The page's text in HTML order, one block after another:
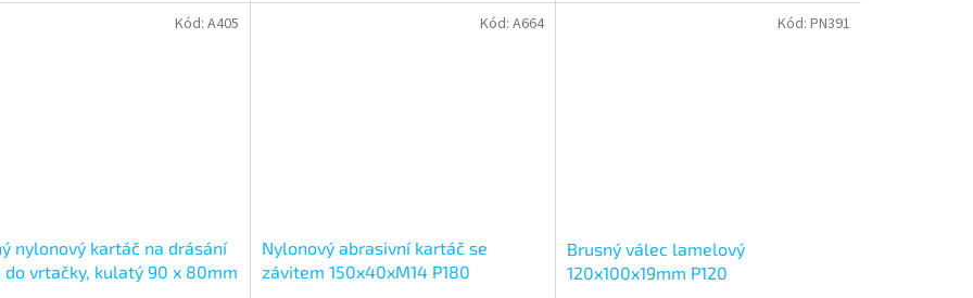
nylonový kartáč na drásání
do vrtačky, kulatý 90 x 80mm
Kód: A405
Nylonový abrasivní kartáč se
závitem 150x40xM14 P180
Kód: A664
Brusný válec lamelový
120x100x19mm P120
Kód: PN391